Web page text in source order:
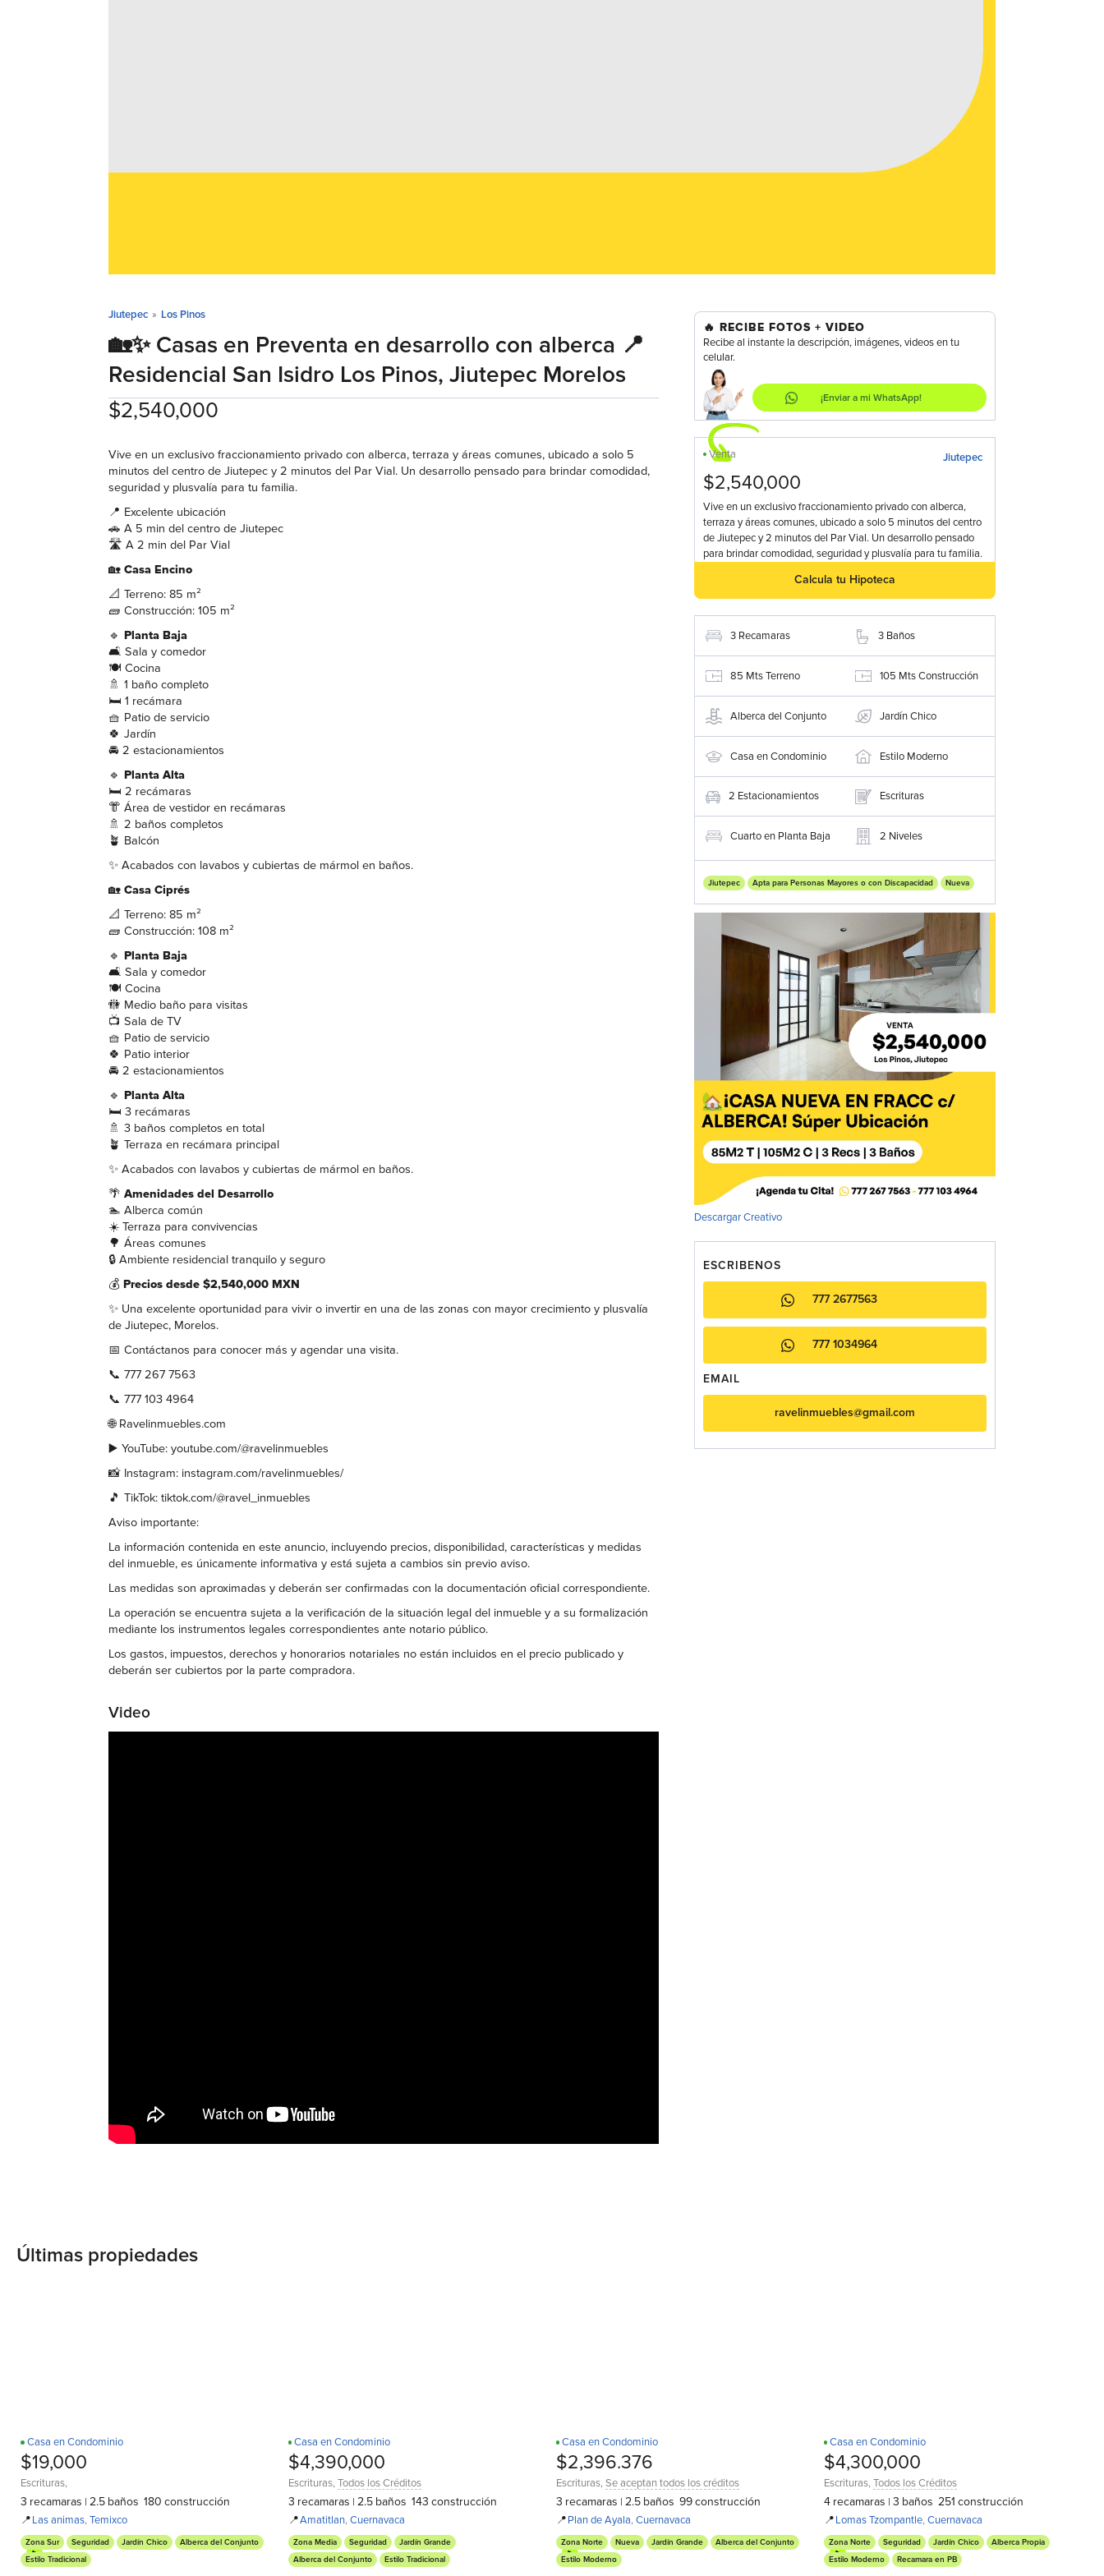
Jiutepec » Los Pinos
🏡✨ Casas en Preventa en desarrollo con alberca 📍
Residencial San Isidro Los Pinos, Jiutepec Morelos
$2,540,000
Vive en un exclusivo fraccionamiento privado con alberca, terraza y áreas comunes, ubicado a solo 5
minutos del centro de Jiutepec y 2 minutos del Par Vial. Un desarrollo pensado para brindar comodidad,
seguridad y plusvalía para tu familia.
📍 Excelente ubicación
🚗 A 5 min del centro de Jiutepec
🛣️ A 2 min del Par Vial
🏡 Casa Encino
📐 Terreno: 85 m²
🧱 Construcción: 105 m²
🔹 Planta Baja
🛋️ Sala y comedor
🍽️ Cocina
🚿 1 baño completo
🛏️ 1 recámara
🧺 Patio de servicio
🍀 Jardín
🚘 2 estacionamientos
🔹 Planta Alta
🛏️ 2 recámaras
👘 Área de vestidor en recámaras
🚿 2 baños completos
🪴 Balcón
✨ Acabados con lavabos y cubiertas de mármol en baños.
🏡 Casa Ciprés
📐 Terreno: 85 m²
🧱 Construcción: 108 m²
🔹 Planta Baja
🛋️ Sala y comedor
🍽️ Cocina
🚻 Medio baño para visitas
📺 Sala de TV
🧺 Patio de servicio
🍀 Patio interior
🚘 2 estacionamientos
🔹 Planta Alta
🛏️ 3 recámaras
🚿 3 baños completos en total
🪴 Terraza en recámara principal
✨ Acabados con lavabos y cubiertas de mármol en baños.
🌴 Amenidades del Desarrollo
🏊 Alberca común
☀️ Terraza para convivencias
🌳 Áreas comunes
🔒 Ambiente residencial tranquilo y seguro
💰 Precios desde $2,540,000 MXN
✨ Una excelente oportunidad para vivir o invertir en una de las zonas con mayor crecimiento y plusvalía
de Jiutepec, Morelos.
📅 Contáctanos para conocer más y agendar una visita.
📞 777 267 7563
📞 777 103 4964
🌐 Ravelinmuebles.com
▶️ YouTube: youtube.com/@ravelinmuebles
📸 Instagram: instagram.com/ravelinmuebles/
🎵 TikTok: tiktok.com/@ravel_inmuebles
Aviso importante:
La información contenida en este anuncio, incluyendo precios, disponibilidad, características y medidas
del inmueble, es únicamente informativa y está sujeta a cambios sin previo aviso.
Las medidas son aproximadas y deberán ser confirmadas con la documentación oficial correspondiente.
La operación se encuentra sujeta a la verificación de la situación legal del inmueble y a su formalización
mediante los instrumentos legales correspondientes ante notario público.
Los gastos, impuestos, derechos y honorarios notariales no están incluidos en el precio publicado y
deberán ser cubiertos por la parte compradora.
Video
🔥 RECIBE FOTOS + VIDEO
Recibe al instante la descripción, imágenes, videos en tu
celular.
¡Enviar a mi WhatsApp!
Venta Jiutepec
$2,540,000
Vive en un exclusivo fraccionamiento privado con alberca,
terraza y áreas comunes, ubicado a solo 5 minutos del centro
de Jiutepec y 2 minutos del Par Vial. Un desarrollo pensado
para brindar comodidad, seguridad y plusvalía para tu familia.
Calcula tu Hipoteca
3 Recamaras 3 Baños
85 Mts Terreno 105 Mts Construcción
Alberca del Conjunto Jardín Chico
Casa en Condominio Estilo Moderno
2 Estacionamientos Escrituras
Cuarto en Planta Baja 2 Niveles
Jiutepec Apta para Personas Mayores o con Discapacidad Nueva
Descargar Creativo
ESCRIBENOS
777 2677563
777 1034964
EMAIL
ravelinmuebles@gmail.com
Últimas propiedades
D
Casa en Condominio
$19,000
Escrituras,
3 recamaras | 2.5 baños 180 construcción
📍Las animas,Temixco
Zona Sur Seguridad Jardín Chico
Alberca del Conjunto
Estilo Tradicional
Casa en Condominio
$4,390,000
Escrituras,Todos los Créditos
3 recamaras | 2.5 baños 143 construcción
📍Amatitlan,Cuernavaca
Zona Media Seguridad
Jardín Grande
Alberca del Conjunto
Estilo Tradicional
¡Estrena!
D
Casa en Condominio
$2,396.376
Escrituras,Se aceptan todos los créditos
3 recamaras | 2.5 baños 99construcción
📍Plan de Ayala,Cuernavaca
Zona Norte Nueva Jardín Grande
Alberca del Conjunto
Estilo Moderno
Recamara en PB
D
Casa en Condominio
$4,300,000
Escrituras,Todos los Créditos
4 recamaras | 3 baños 251 construcción
📍Lomas Tzompantle,Cuernavaca
Zona Norte Seguridad Jardín Chico
Alberca Propia
Estilo Moderno
Recamara en PB